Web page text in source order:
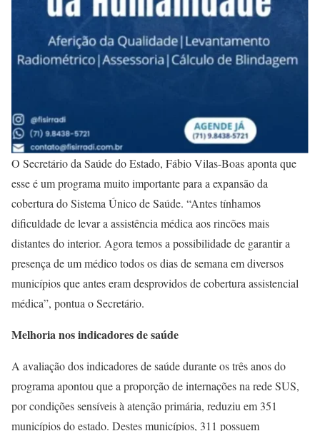
O Secretário da Saúde do Estado, Fábio Vilas-Boas aponta que
esse é um programa muito importante para a expansão da
cobertura do Sistema Único de Saúde. “Antes tínhamos
dificuldade de levar a assistência médica aos rincões mais
distantes do interior. Agora temos a possibilidade de garantir a
presença de um médico todos os dias de semana em diversos
municípios que antes eram desprovidos de cobertura assistencial
médica”, pontua o Secretário.
Melhoria nos indicadores de saúde
A avaliação dos indicadores de saúde durante os três anos do
programa apontou que a proporção de internações na rede SUS,
por condições sensíveis à atenção primária, reduziu em 351
municípios do estado. Destes municípios, 311 possuem